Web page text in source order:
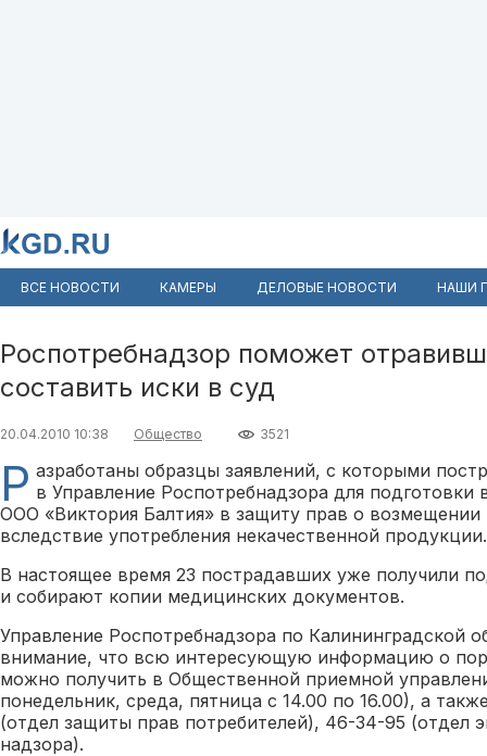
ВСЕ НОВОСТИ КАМЕРЫ ДЕЛОВЫЕ НОВОСТИ НАШИ
Роспотребнадзор поможет
составить иски в суд
20.04.2010 10:38 Общество 3521
Р азработаны образцы заявлений, с которыми
в Управление Роспотребнадзора для подготовки
ООО «Виктория Балтия» в защиту прав о
вследствие употребления некачественной продукции.
В настоящее время 23 пострадавших уже получили
и собирают копии медицинских документов.
Управление Роспотребнадзора по Калининградской
внимание, что всю интересующую информацию о
можно получить в Общественной приемной
понедельник, среда, пятница с 14.00 по 16.00), а
(отдел защиты прав потребителей), 46-34-95 (отдел
надзора).